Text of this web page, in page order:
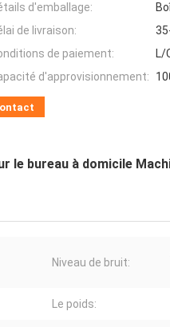
d'emballage:
de livraison:
de paiement:
L/
d'approvisionnement:
le bureau à domicile
Niveau de bruit:
Le poids: